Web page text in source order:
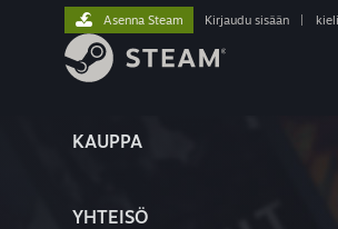
KAUPPA
YHTEISÖ
Asenna Steam Kirjaudu sisään kieli